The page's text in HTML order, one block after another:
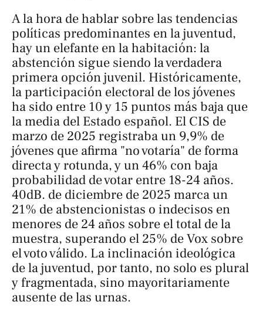
A la hora de hablar sobre las tendencias
políticas predominantes en la juventud,
hay un elefante en la habitación: la
abstención sigue siendo la verdadera
primera opción juvenil. Históricamente,
la participación electoral de los jóvenes
ha sido entre 10 y 15 puntos más baja que
la media del Estado español. El CIS de
marzo de 2025 registraba un 9,9% de
jóvenes que afirma "no votaría" de forma
directa y rotunda, y un 46% con baja
probabilidad de votar entre 18-24 años.
40dB. de diciembre de 2025 marca un
21% de abstencionistas o indecisos en
menores de 24 años sobre el total de la
muestra, superando el 25% de Vox sobre
el voto válido. La inclinación ideológica
de la juventud, por tanto, no solo es plural
y fragmentada, sino mayoritariamente
ausente de las urnas.​​